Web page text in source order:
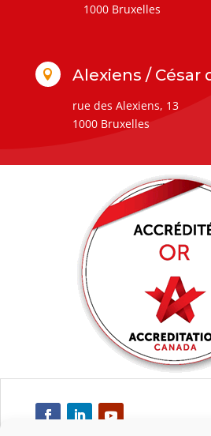
1000 Bruxelles
 Alexiens / César
rue des Alexiens, 13
1000 Bruxelles